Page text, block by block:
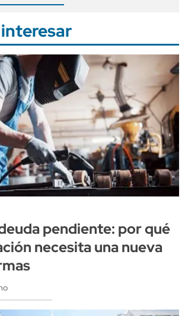
pendiente: por qué
necesita una nueva